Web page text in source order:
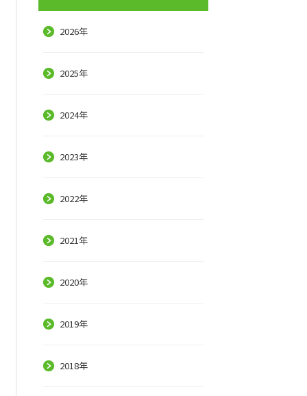
2026年
2025年
2024年
2023年
2022年
2021年
2020年
2019年
2018年